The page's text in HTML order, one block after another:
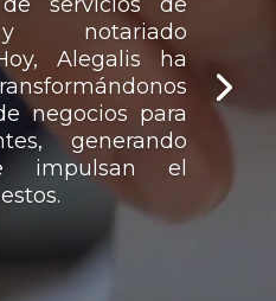
notariado
Alegalis ha
negocios para
generando
impulsan el